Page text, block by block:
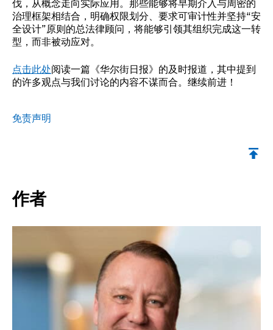
伐，从概念走向实际应用。那些能够将早期介入与周密的
治理框架相结合，明确权限划分、要求可审计性并坚持“安
全设计”原则的总法律顾问，将能够引领其组织完成这一转
型，而非被动应对。
点击此处阅读一篇《华尔街日报》的及时报道，其中提到
的许多观点与我们讨论的内容不谋而合。继续前进！
免责声明
作者